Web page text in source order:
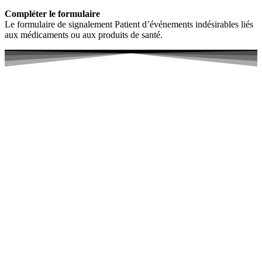
Compléter le formulaire
Le formulaire de signalement Patient d’événements indésirables liés
aux médicaments ou aux produits de santé.